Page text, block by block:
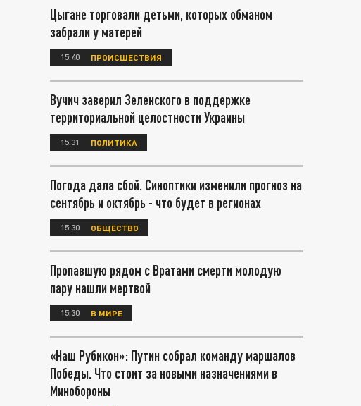
Цыгане торговали детьми, которых обманом
забрали у матерей
15:40 ПРОИСШЕСТВИЯ
Вучич заверил Зеленского в поддержке
территориальной целостности Украины
15:31 ПОЛИТИКА
Погода дала сбой. Синоптики изменили прогноз на
сентябрь и октябрь - что будет в регионах
15:30 ОБЩЕСТВО
Пропавшую рядом с Вратами смерти молодую
пару нашли мертвой
15:30 В МИРЕ
«Наш Рубикон»: Путин собрал команду маршалов
Победы. Что стоит за новыми назначениями в
Минобороны